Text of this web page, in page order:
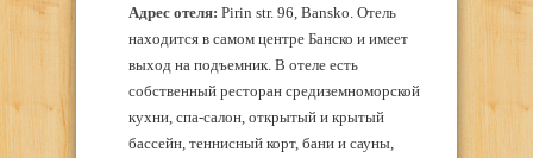
Адрес отеля: Pirin str. 96, Bansko. Отель
находится в самом центре Банско и имеет
выход на подъемник. В отеле есть
собственный ресторан средиземноморской
кухни, спа-салон, открытый и крытый
бассейн, теннисный корт, бани и сауны,